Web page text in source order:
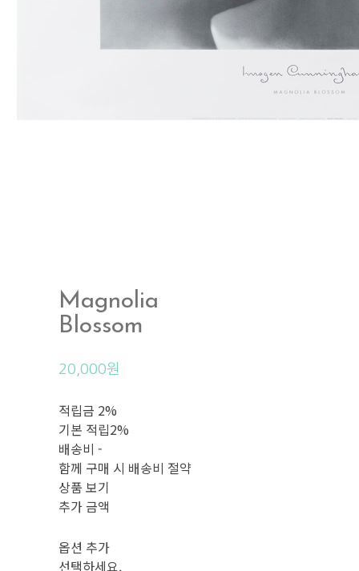
Magnolia
Blossom
20,000원
적립금 2%
기본 적립2%
배송비 -
함께 구매 시 배송비 절약
상품 보기
추가 금액
옵션 추가
선택하세요.